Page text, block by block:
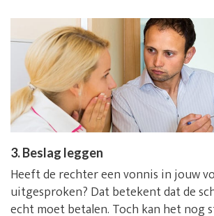
3. Beslag leggen
Heeft de rechter een vonnis in jouw
uitgesproken? Dat betekent dat de
echt moet betalen. Toch kan het nog